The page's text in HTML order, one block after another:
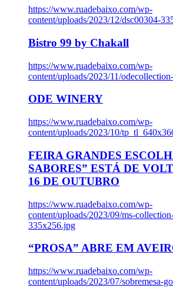
https://www.ruadebaixo.com/wp-
content/uploads/2023/12/dsc00304-
Bistro 99 by Chakall
https://www.ruadebaixo.com/wp-
content/uploads/2023/11/
ODE WINERY
https://www.ruadebaixo.com/wp-
content/uploads/2023/10/
FEIRA GRANDES
SABORES” ESTÁ DE
16 DE OUTUBRO
https://www.ruadebaixo.com/wp-
content/uploads/2023/09/ms-
335x256.jpg
“PROSA” ABRE EM
https://www.ruadebaixo.com/wp-
content/uploads/2023/07/sobremesa-